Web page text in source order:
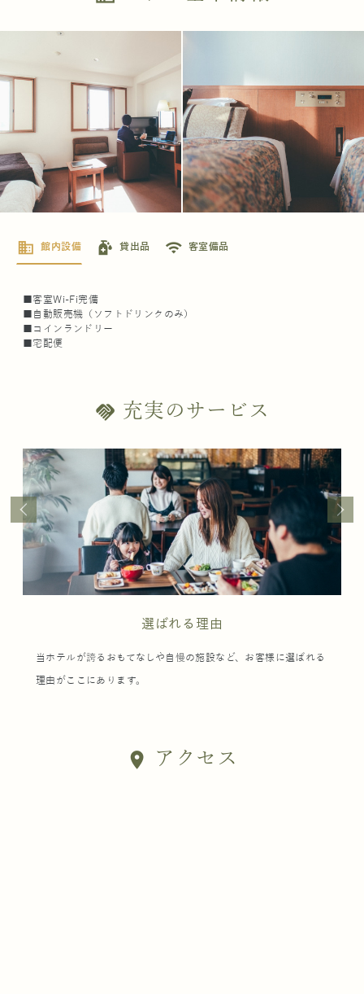
business 館内設備 sanitizer 貸出品 wifi 客室備品
■客室Wi-Fi完備
■自動販売機（ソフトドリンクのみ）
■コインランドリー
■宅配便
handshake 充実のサービス
選ばれる理由
当ホテルが誇るおもてなしや自慢の施設など、お客様に選ばれる
理由がここにあります。
location_on アクセス